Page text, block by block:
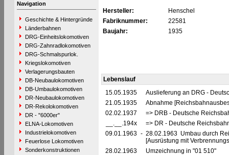
Navigation
Geschichte & Hintergründe
Länderbahnen
DRG-Einheitslokomotiven
DRG-Zahnradlokomotiven
DRG-Schmalspurlok.
Kriegslokomotiven
Verlagerungsbauten
DB-Neubaulokomotiven
DB-Umbaulokomotiven
DR-Neubaulokomotiven
DR-Rekolokomotiven
DR - "6000er"
ELNA-Lokomotiven
Industrielokomotiven
Feuerlose Lokomotiven
Sonderkonstruktionen
Hersteller:
Henschel
Fabriknummer:
22581
Baujahr:
1935
Lebenslauf
15.05.1935
Auslieferung an DRG -
21.05.1935
Abnahme
02.02.1937
=> DRB - Deutsche
__.__.194x
=> DR - Deutsche
09.01.1963 - 28.02.1963 Umbau durch
[Ausrüstung mit
28.02.1963
Umzeichnung in "01 510"